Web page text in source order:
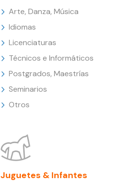
Arte, Danza, Música
Idiomas
Licenciaturas
Técnicos e Informáticos
Postgrados, Maestrías
Seminarios
Otros
Juguetes & Infantes